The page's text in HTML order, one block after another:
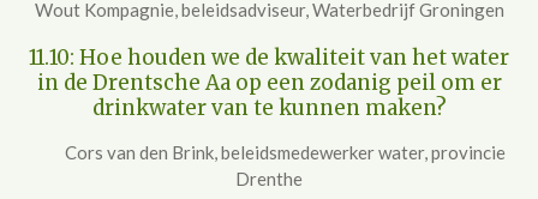
Wout Kompagnie, beleidsadviseur, Waterbedrijf Groningen
11.10: Hoe houden we de kwaliteit van het water
in de Drentsche Aa op een zodanig peil om er
drinkwater van te kunnen maken?
Cors van den Brink, beleidsmedewerker water, provincie
Drenthe